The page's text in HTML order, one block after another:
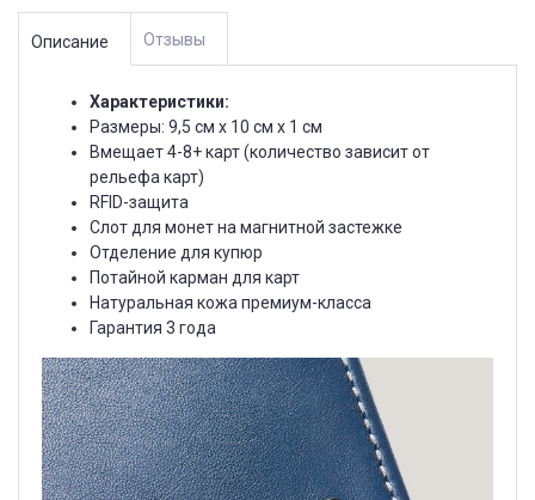
Описание Отзывы
Характеристики:
Размеры: 9,5 см х 10 см х 1 см
Вмещает 4-8+ карт (количество зависит от
рельефа карт)
RFID-защита
Слот для монет на магнитной застежке
Отделение для купюр
Потайной карман для карт
Натуральная кожа премиум-класса
Гарантия 3 года